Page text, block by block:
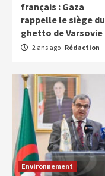
français : Gaza
rappelle le siège du
ghetto de Varsovie
2 ans ago Rédaction
Environnement